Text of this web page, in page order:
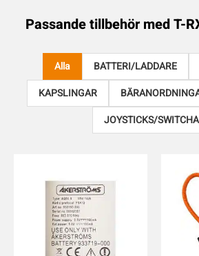
Passande tillbehör medT-
Alla BATTERI/LADDARE
KAPSLINGAR
JOYSTICKS/